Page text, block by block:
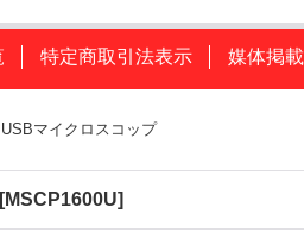
特定商取引法表示 媒体掲載
USBマイクロスコップ
[MSCP1600U]